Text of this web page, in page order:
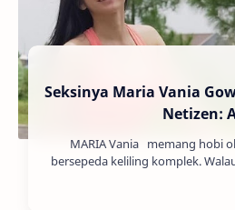
Seksinya Maria Vania
Netizen:
MARIA Vania memang hobi
bersepeda keliling komplek.